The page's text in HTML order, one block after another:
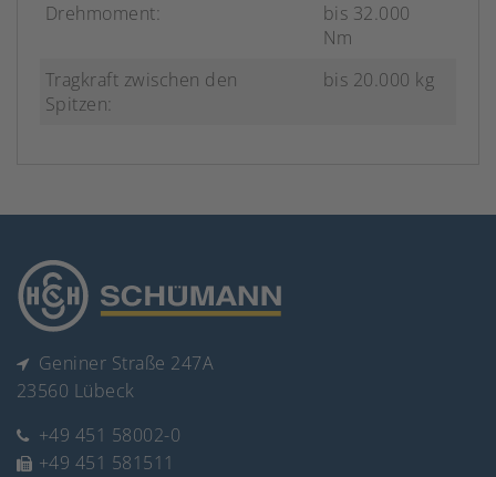
Drehmoment:
bis 32.000
Nm
Tragkraft zwischen den
Spitzen:
bis 20.000 kg
Geniner Straße 247A
23560 Lübeck
+49 451 58002-0
+49 451 581511